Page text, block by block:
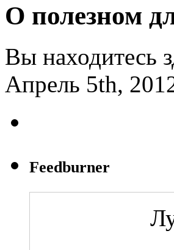
О полезном
Вы находитесь
Апрель 5th,
Feedburner